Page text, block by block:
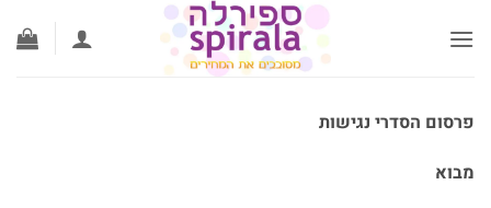
לתוכן
פרסום הסדרי נגישות
מבוא